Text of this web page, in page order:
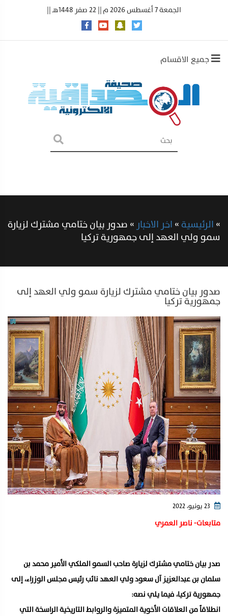
الجمعة 7 أغسطس 2026 م || 22 صفر 1448هـ ||
جميع الاقسام
»الرئيسية»اخر الاخبار »صدور بيان ختامي مشترك لزيارة
سمو ولي العهد إلى جمهورية تركيا
صدور بيان ختامي مشترك لزيارة سمو ولي العهد إلى
جمهورية تركيا
متابعات- ناصر العمري
صدر بيان ختامي مشترك لزيارة صاحب السمو الملكي الأمير محمد بن
سلمان بن عبدالعزيز آل سعود ولي العهد نائب رئيس مجلس الوزراء، إلى
جمهورية تركيا، فيما يلي نصه:
انطلاقاً من العلاقات الأخوية المتميزة والروابط التاريخية الراسخة التي